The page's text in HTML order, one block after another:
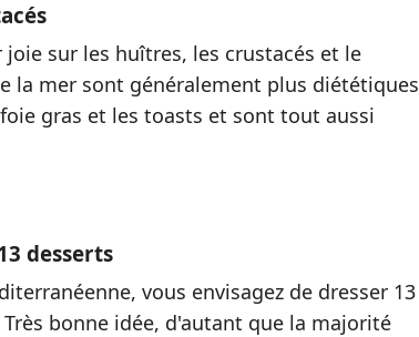
sur les huîtres, les crustacés et le
la mer sont généralement plus diététiques
gras et les toasts et sont tout aussi
desserts
vous envisagez de dresser 13
bonne idée, d'autant que la majorité